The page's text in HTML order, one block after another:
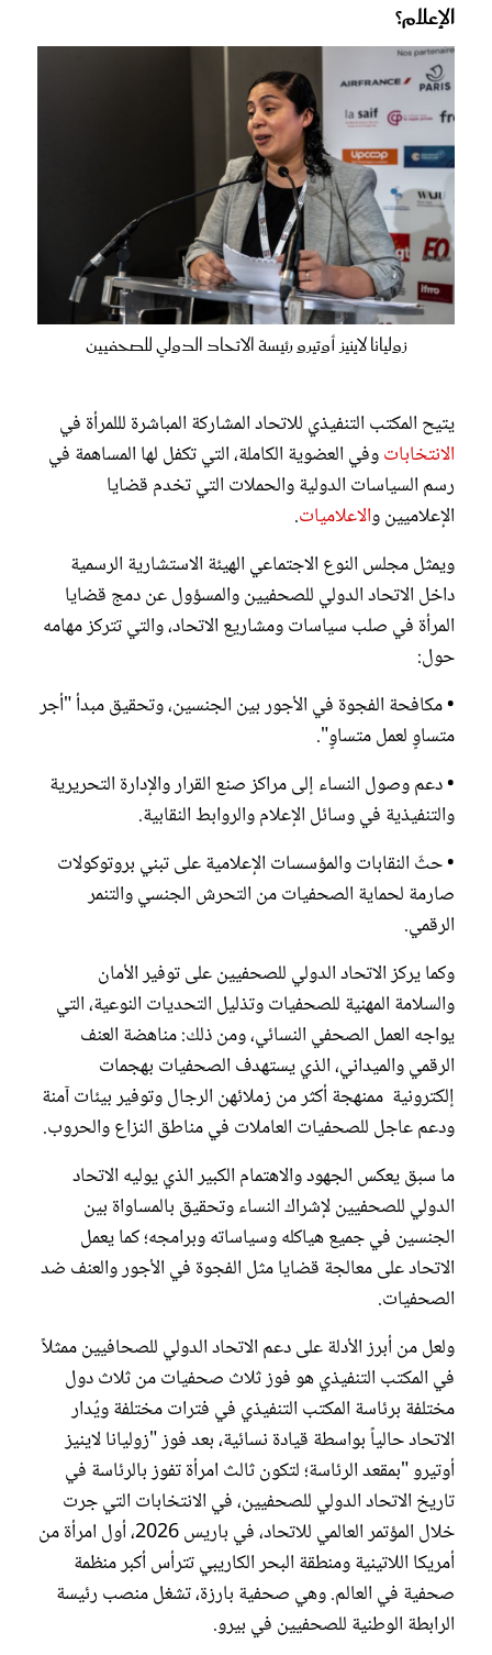
الإعلام؟
زوليانا لاينيز أوتيرو رئيسة الاتحاد الدولي للصحفيين
يتيح المكتب التنفيذي للاتحاد المشاركة المباشرة لللمرأة في
الانتخاباتوفي العضوية الكاملة، التي تكفل لها المساهمة في
رسم السياسات الدولية والحملات التي تخدم قضايا
الإعلاميين والاعلاميات.
ويمثل مجلس النوع الاجتماعي الهيئة الاستشارية الرسمية
داخل الاتحاد الدولي للصحفيين والمسؤول عن دمج قضايا
المرأة في صلب سياسات ومشاريع الاتحاد، والتي تتركز مهامه
حول:
• مكافحة الفجوة في الأجور بين الجنسين، وتحقيق مبدأ "أجر
متساوٍ لعمل متساوٍ".
• دعم وصول النساء إلى مراكز صنع القرار والإدارة التحريرية
والتنفيذية في وسائل الإعلام والروابط النقابية.
• حثّ النقابات والمؤسسات الإعلامية على تبني بروتوكولات
صارمة لحماية الصحفيات من التحرش الجنسي والتنمر
الرقمي.
وكما يركز الاتحاد الدولي للصحفيين على توفير الأمان
والسلامة المهنية للصحفيات وتذليل التحديات النوعية، التي
يواجه العمل الصحفي النسائي، ومن ذلك: مناهضة العنف
الرقمي والميداني، الذي يستهدف الصحفيات بهجمات
إلكترونية ممنهجة أكثر من زملائهن الرجال وتوفير بيئات آمنة
ودعم عاجل للصحفيات العاملات في مناطق النزاع والحروب.
ما سبق يعكس الجهود والاهتمام الكبير الذي يوليه الاتحاد
الدولي للصحفيين لإشراك النساء وتحقيق بالمساواة بين
الجنسين في جميع هياكله وسياساته وبرامجه؛ كما يعمل
الاتحاد على معالجة قضايا مثل الفجوة في الأجور والعنف ضد
الصحفيات.
ولعل من أبرز الأدلة على دعم الاتحاد الدولي للصحافيين ممثلاً
في المكتب التنفيذي هو فوز ثلاث صحفيات من ثلاث دول
مختلفة برئاسة المكتب التنفيذي في فترات مختلفة ويُدار
الاتحاد حالياً بواسطة قيادة نسائية، بعد فوز "زوليانا لاينيز
أوتيرو "بمقعد الرئاسة؛ لتكون ثالث امرأة تفوز بالرئاسة في
تاريخ الاتحاد الدولي للصحفيين، في الانتخابات التي جرت
خلال المؤتمر العالمي للاتحاد، في باريس 2026، أول امرأة من
أمريكا اللاتينية ومنطقة البحر الكاريبي تترأس أكبر منظمة
صحفية في العالم. وهي صحفية بارزة، تشغل منصب رئيسة
الرابطة الوطنية للصحفيين في بيرو.